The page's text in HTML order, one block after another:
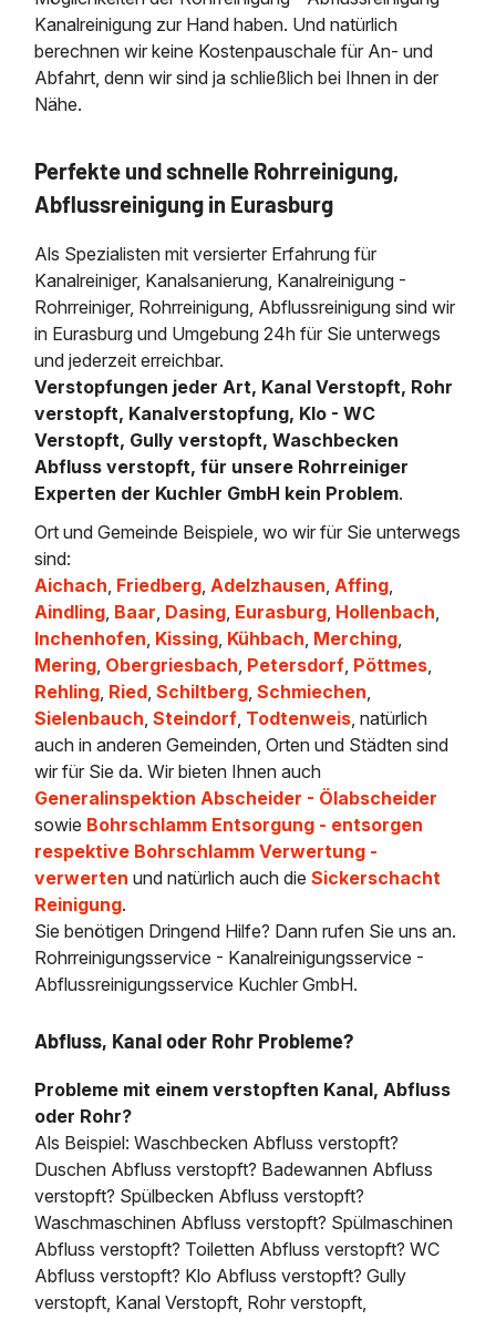
Kanalreinigung zur Hand haben. Und natürlich
berechnen wir keine Kostenpauschale für An- und
Abfahrt, denn wir sind ja schließlich bei Ihnen in der
Nähe.
Perfekte und schnelle Rohrreinigung,
Abflussreinigung in Eurasburg
Als Spezialisten mit versierter Erfahrung für
Kanalreiniger, Kanalsanierung, Kanalreinigung -
Rohrreiniger, Rohrreinigung, Abflussreinigung sind wir
in Eurasburg und Umgebung 24h für Sie unterwegs
und jederzeit erreichbar.
Verstopfungen jeder Art, Kanal Verstopft, Rohr
verstopft, Kanalverstopfung, Klo - WC
Verstopft, Gully verstopft, Waschbecken
Abfluss verstopft, für unsere Rohrreiniger
Experten der Kuchler GmbH kein Problem.
Ort und Gemeinde Beispiele, wo wir für Sie unterwegs
sind:
Aichach, Friedberg,Adelzhausen,Affing,
Aindling, Baar, Dasing, Eurasburg, Hollenbach,
Inchenhofen, Kissing, Kühbach, Merching,
Mering, Obergriesbach, Petersdorf, Pöttmes,
Rehling, Ried,Schiltberg,Schmiechen,
Sielenbauch,Steindorf, Todtenweis, natürlich
auch in anderen Gemeinden, Orten und Städten sind
wir für Sie da. Wir bieten Ihnen auch
Generalinspektion Abscheider - Ölabscheider
sowie Bohrschlamm Entsorgung - entsorgen
respektive Bohrschlamm Verwertung -
verwerten und natürlich auch dieSickerschacht
Reinigung.
Sie benötigen Dringend Hilfe? Dann rufen Sie uns an.
Rohrreinigungsservice - Kanalreinigungsservice -
Abflussreinigungsservice Kuchler GmbH.
Abfluss, Kanal oder Rohr Probleme?
Probleme mit einem verstopften Kanal, Abfluss
oder Rohr?
Als Beispiel: Waschbecken Abfluss verstopft?
Duschen Abfluss verstopft? Badewannen Abfluss
verstopft? Spülbecken Abfluss verstopft?
Waschmaschinen Abfluss verstopft? Spülmaschinen
Abfluss verstopft? Toiletten Abfluss verstopft? WC
Abfluss verstopft? Klo Abfluss verstopft? Gully
verstopft, Kanal Verstopft, Rohr verstopft,